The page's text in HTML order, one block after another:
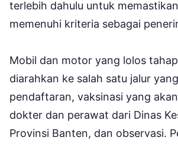
terlebih dahulu untuk
memenuhi kriteria sebagai
Mobil dan motor yang lolos
diarahkan ke salah satu jalur
pendaftaran, vaksinasi yang
dokter dan perawat dari Dinas
Provinsi Banten, dan observasi.